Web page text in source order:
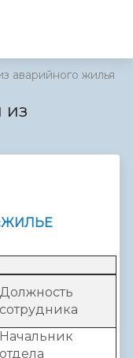
аварийного жилья
из
Должность
сотрудника
Начальник
отдела